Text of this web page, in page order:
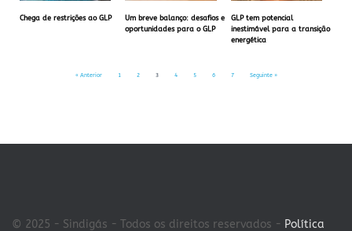
Chega de restrições ao GLP
Um breve balanço: desafios e
oportunidades para o GLP
GLP tem potencial
inestimável para a transição
energética
« Anterior 1 2 3 4 5 6 7 Seguinte »
© 2025 - Sindigás - Todos os direitos reservados - Política